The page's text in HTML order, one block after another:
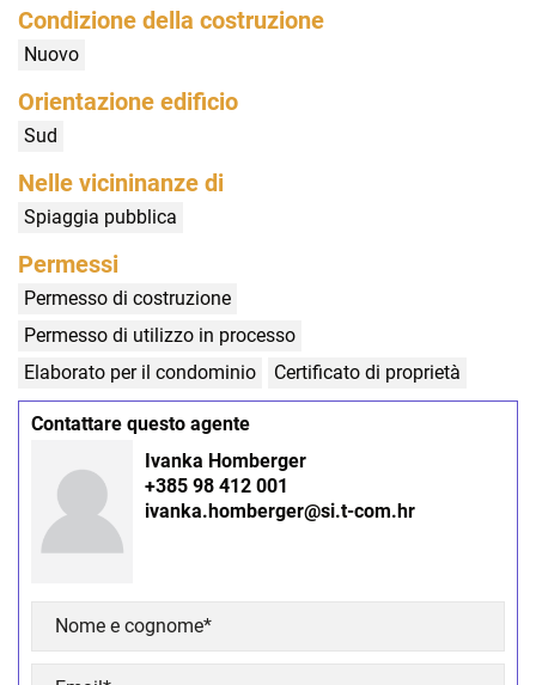
Condizione della costruzione
Nuovo
Orientazione edificio
Sud
Nelle vicininanze di
Spiaggia pubblica
Permessi
Permesso di costruzione
Permesso di utilizzo in processo
Elaborato per il condominio
Certificato di proprietà
Contattare questo agente
Ivanka Homberger
+385 98 412 001
ivanka.homberger@si.t-com.hr